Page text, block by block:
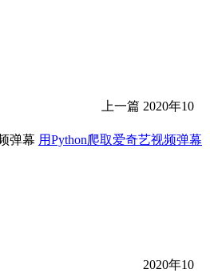
上一篇 2020年10
用Python爬取爱奇艺视频弹幕
2020年10